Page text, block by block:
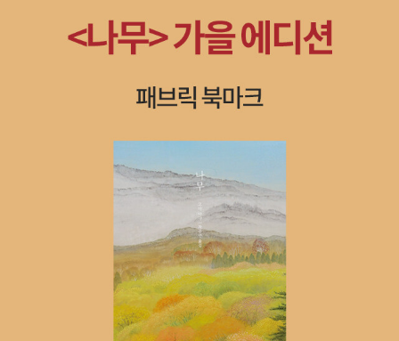
게 팔을 휘두르며 신호하고 있었다. 그 움직임은 점점 더 격렬해지고
험에 처한 인간을 모른 척해서도 안 된다.인간이 경련했다. 주차 시설
의 옥상에서 팔을 휘두르며 몸을 뒤트는 인간은 금방이라도 떨어질
것만 같았다.-Kad. Kad. Kad. Kad. Kad.314의 음성신호 주기가
점점 빨라지고 푸른 불빛은 점점 강해졌다.3. 제1원칙과 제2원칙에
위배되지 않는 한, 로봇은 자기 자신을 지켜야 한다.(62쪽) ​읽지 않았
어도 기억나는 로봇 공학의 3원칙. 아이작 아시모프의 『아이, 로봇』
이 생각나는 지점이다. 이 소설의 특별한 점은 자동차 형태로 만들어
진 이 작품의 주인공이 인간과 비슷하게 사고하고 판단한다는 설정이
다. 톨스토이의 『안나 카레니나』를 극찬하면서 많이 회자되었던 것이
작중의 인물뿐 아니라 개에게도 작가의 감정이 이입되었다는 주장인